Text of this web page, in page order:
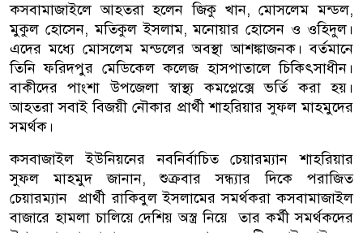
কসবামাজাইলে আহতরা হলেন জিকু খান, মোসলেম মন্ডল,
মুকুল হোসেন, মতিকুল ইসলাম, মনোয়ার হোসেন ও ওহিদুল।
এদের মধ্যে মোসলেম মন্ডলের অবস্থা আশঙ্কাজনক। বর্তমানে
তিনি ফরিদপুর মেডিকেল কলেজ হাসপাতালে চিকিৎসাধীন।
বাকীদের পাংশা উপজেলা স্বাস্থ্য কমপ্লেক্সে ভর্তি করা হয়।
আহতরা সবাই বিজয়ী নৌকার প্রার্থী শাহরিয়ার সুফল মাহমুদের
সমর্থক।
কসবাজাইল ইউনিয়নের নবনির্বাচিত চেয়ারম্যান শাহরিয়ার
সুফল মাহমুদ জানান, শুক্রবার সন্ধ্যার দিকে পরাজিত
চেয়ারম্যান প্রার্থী রাকিবুল ইসলামের সমর্থকরা কসবামাজাইল
বাজারে হামলা চালিয়ে দেশিয় অস্ত্র নিয়ে তার কর্মী সমর্থকদের